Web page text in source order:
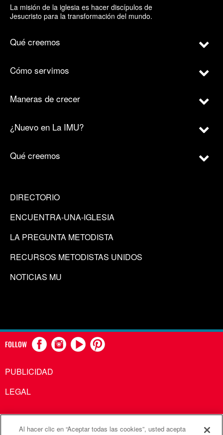
La misión de la iglesia es hacer discípulos de
Jesucristo para la transformación del mundo.
Qué creemos
Cómo servimos
Maneras de crecer
¿Nuevo en La IMU?
Qué creemos
DIRECTORIO
ENCUENTRA-UNA-IGLESIA
LA PREGUNTA METODISTA
RECURSOS METODISTAS UNIDOS
NOTICIAS MU
FOLLOW
PUBLICIDAD
LEGAL
Al hacer clic en “Aceptar todas las cookies”, usted acepta